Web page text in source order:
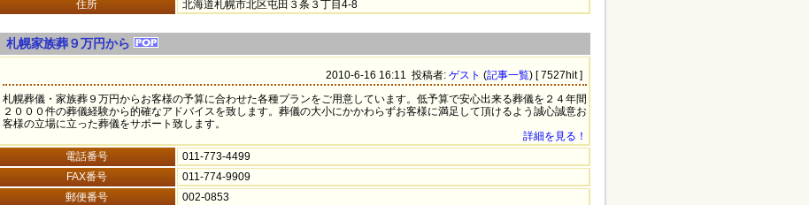
住所
北海道札幌市北区屯田３条３丁目4-8
札幌家族葬９万円から
2010-6-16 16:11 投稿者: ゲスト (記事一覧) [ 7527hit ]
札幌葬儀・家族葬９万円からお客様の予算に合わせた各種プランをご用意しています。低予算で安心出来る葬儀を２４年間
２０００件の葬儀経験から的確なアドバイスを致します。葬儀の大小にかかわらずお客様に満足して頂けるよう誠心誠意お
客様の立場に立った葬儀をサポート致します。
詳細を見る！
電話番号
011-773-4499
FAX番号
011-774-9909
郵便番号
002-0853